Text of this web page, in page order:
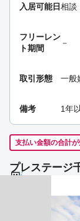
入居可能日相談
フリーレン
ト期間
－
取引形態 一般
備考 1年
支払い金額の合計
プレステージ